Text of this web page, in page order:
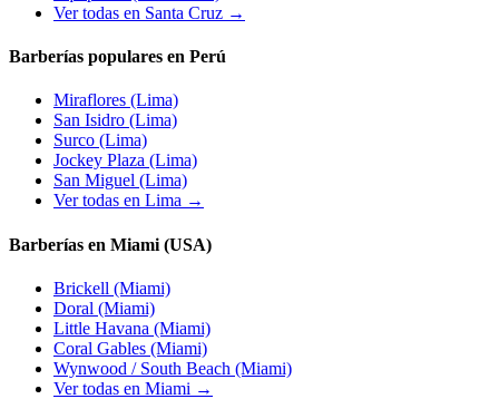
Ver todas en Santa Cruz →
Barberías populares en Perú
Miraflores (Lima)
San Isidro (Lima)
Surco (Lima)
Jockey Plaza (Lima)
San Miguel (Lima)
Ver todas en Lima →
Barberías en Miami (USA)
Brickell (Miami)
Doral (Miami)
Little Havana (Miami)
Coral Gables (Miami)
Wynwood / South Beach (Miami)
Ver todas en Miami →